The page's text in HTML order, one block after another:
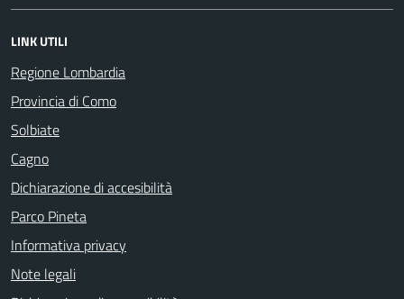
LINK UTILI
Regione Lombardia
Provincia di Como
Solbiate
Cagno
Dichiarazione di accesibilità
Parco Pineta
Informativa privacy
Note legali